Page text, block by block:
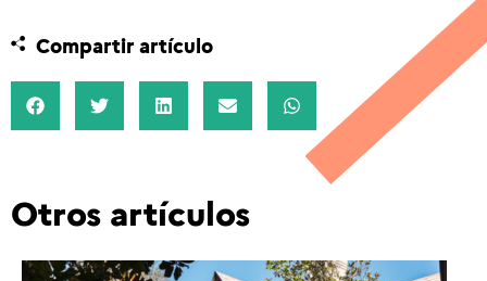
Compartir artículo
Otros artículos